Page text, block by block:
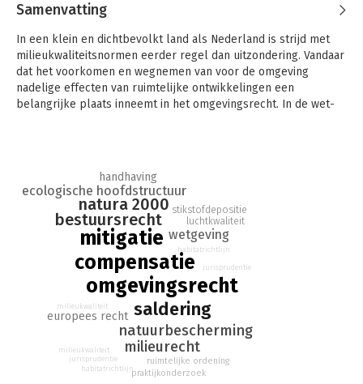
Samenvatting
In een klein en dichtbevolkt land als Nederland is strijd met
milieukwaliteitsnormen eerder regel dan uitzondering. Vandaar
dat het voorkomen en wegnemen van voor de omgeving
nadelige effecten van ruimtelijke ontwikkelingen een
belangrijke plaats inneemt in het omgevingsrecht. In de wet-
compenserende maatregelen te treffen, soms in combinatie
met mogelijkheden tot saldering.
In dit onderzoek is ten eerste geanalyseerd welke
verplichtingen met betrekking tot mitigatie, compensatie en
saldering uit de wet- en regelgeving met betrekking tot Natura
2000, de Ecologische Hoofdstructuur, luchtkwaliteit en
stikstofdepositie volgen. Vervolgens is geanalyseerd hoe in de
praktijk uitvoering wordt gegeven aan de uit deze wet- en
regelgeving voortvloeiende verplichtingen.
Na deze analyse van het nationale recht wordt ingegaan op de
Franse wet- en regelgeving met betrekking tot mitigatie en
compensatie, alsmede op de wijze waarop hier in de Franse
compensatie
omgevingsrecht
mitigatie
saldering
bestuursrecht
natura 2000
natuurbescherming
milieurecht
wetgeving
ecologische hoofdstructuur
europees recht
handhaving
stikstofdepositie
luchtkwaliteit
ruimtelijke ordening
praktijkonderzoek
habitatrichtlijn
jurisprudentie
milieukwaliteit
habitatrichtlijn
jurisprudentie
milieukwaliteit